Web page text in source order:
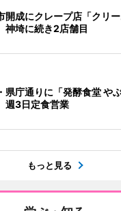
開成にクレープ店「クリ
埼に続き2店舗目
県庁通りに「発酵食堂 や
3日定食営業
もっと見る